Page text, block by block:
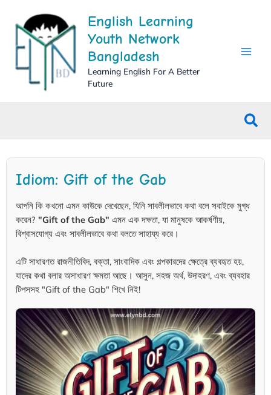
content
English Learning
Youth Network
Bangladesh
Learning English For A Better
Future
Idiom: Gift of the Gab
আপনি কি কখনো এমন কাউকে দেখেছেন, যিনি সাবলীলভাবে কথা বলে সবাইকে মুগ্ধ
করেন? "Gift of the Gab" এমন এক দক্ষতা, যা মানুষকে আকর্ষণীয়,
বিশ্বাসযোগ্য এবং সাবলীলভাবে কথা বলতে সাহায্য করে।
এটি সাধারণত রাজনীতিবিদ, বক্তা, সাংবাদিক এবং গল্পকারদের ক্ষেত্রে ব্যবহৃত হয়,
যাদের কথা বলার অসাধারণ ক্ষমতা আছে। আসুন, সহজ অর্থ, উদাহরণ, এবং ব্যবহার
টিপসসহ "Gift of the Gab" শিখে নিই!